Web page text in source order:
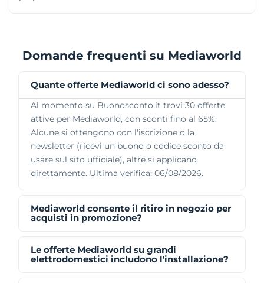
Domande frequenti su Mediaworld
Quante offerte Mediaworld ci sono adesso?
Al momento su Buonosconto.it trovi 30 offerte
attive per Mediaworld, con sconti fino al 65%.
Alcune si ottengono con l'iscrizione o la
newsletter (ricevi un buono o codice sconto da
usare sul sito ufficiale), altre si applicano
direttamente. Ultima verifica: 06/08/2026.
Mediaworld consente il ritiro in negozio per
acquisti in promozione?
Le offerte Mediaworld su grandi
elettrodomestici includono l'installazione?